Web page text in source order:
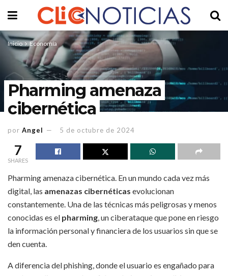
Inicio Economía
Pharming amenaza
cibernética
por Angel 5 de octubre de 2024
7
SHARES
Pharming amenaza cibernética. En un mundo cada vez más
digital, las amenazas cibernéticas evolucionan
constantemente. Una de las técnicas más peligrosas y menos
conocidas es el pharming , un ciberataque que pone en riesgo
la información personal y financiera de los usuarios sin que se
den cuenta.
A diferencia del phishing, donde el usuario es engañado para